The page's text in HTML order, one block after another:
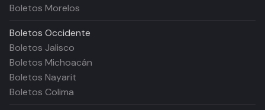
Boletos Morelos
Boletos Occidente
Boletos Jalisco
Boletos Michoacán
Boletos Nayarit
Boletos Colima